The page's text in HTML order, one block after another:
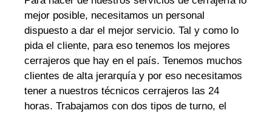
mejor posible, necesitamos un personal
dispuesto a dar el mejor servicio. Tal y como lo
pida el cliente, para eso tenemos los mejores
cerrajeros que hay en el país. Tenemos muchos
clientes de alta jerarquía y por eso necesitamos
tener a nuestros técnicos cerrajeros las 24
horas. Trabajamos con dos tipos de turno, el